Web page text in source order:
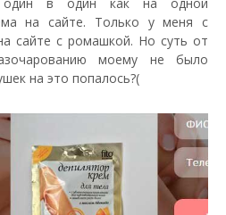
на сайте. Только у меня с
сайте с ромашкой. Но суть от
моему не было
на это попалось?(